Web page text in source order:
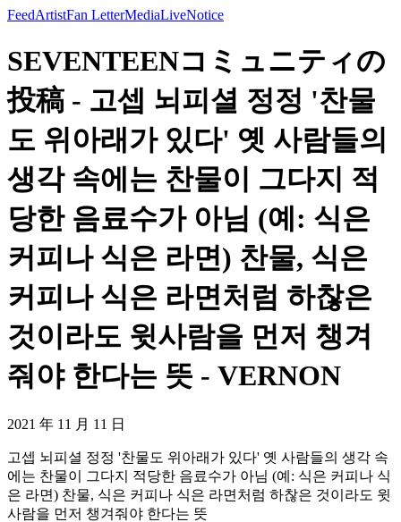
FeedArtistFan LetterMediaLiveNotice
SEVENTEENコミュニティの
投稿 - 고셉 뇌피셜 정정 '찬물
도 위아래가 있다' 옛 사람들의
생각 속에는 찬물이 그다지 적
당한 음료수가 아님 (예: 식은
커피나 식은 라면) 찬물, 식은
커피나 식은 라면처럼 하찮은
것이라도 윗사람을 먼저 챙겨
줘야 한다는 뜻 - VERNON
2021 年 11 月 11 日
고셉 뇌피셜 정정 '찬물도 위아래가 있다' 옛 사람들의 생각 속
에는 찬물이 그다지 적당한 음료수가 아님 (예: 식은 커피나 식
은 라면) 찬물, 식은 커피나 식은 라면처럼 하찮은 것이라도 윗
사람을 먼저 챙겨줘야 한다는 뜻